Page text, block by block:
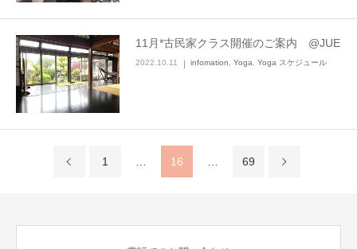
11月*古民家クラス開催のご案内 @JUE
2022.10.11 infomation, Yoga, Yoga スケジュール
1 16 69